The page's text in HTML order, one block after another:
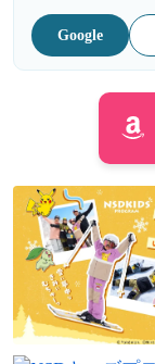
Google